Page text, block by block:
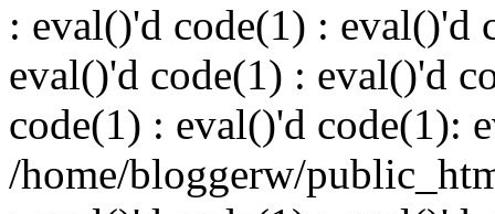
: eval()'d code(1) : eval()'d
eval()'d code(1) : eval()'d
code(1) : eval()'d code(1):
/home/bloggerw/